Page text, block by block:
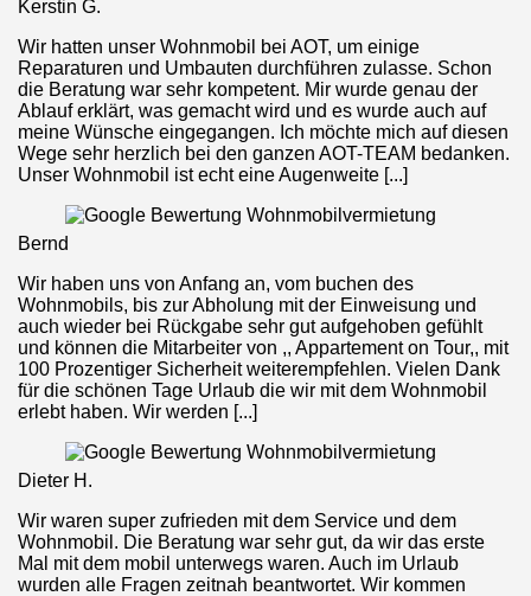
Kerstin G.
Wir hatten unser Wohnmobil bei AOT, um einige
Reparaturen und Umbauten durchführen zulasse. Schon
die Beratung war sehr kompetent. Mir wurde genau der
Ablauf erklärt, was gemacht wird und es wurde auch auf
meine Wünsche eingegangen. Ich möchte mich auf diesen
Wege sehr herzlich bei den ganzen AOT-TEAM bedanken.
Unser Wohnmobil ist echt eine Augenweite [...]
Bernd
Wir haben uns von Anfang an, vom buchen des
Wohnmobils, bis zur Abholung mit der Einweisung und
auch wieder bei Rückgabe sehr gut aufgehoben gefühlt
und können die Mitarbeiter von ,, Appartement on Tour,, mit
100 Prozentiger Sicherheit weiterempfehlen. Vielen Dank
für die schönen Tage Urlaub die wir mit dem Wohnmobil
erlebt haben. Wir werden [...]
Dieter H.
Wir waren super zufrieden mit dem Service und dem
Wohnmobil. Die Beratung war sehr gut, da wir das erste
Mal mit dem mobil unterwegs waren. Auch im Urlaub
wurden alle Fragen zeitnah beantwortet. Wir kommen